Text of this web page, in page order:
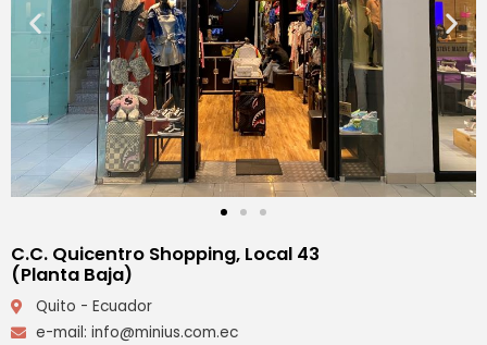
C.C. Quicentro Shopping, Local 43
(Planta Baja)
Quito - Ecuador
e-mail: info@minius.com.ec